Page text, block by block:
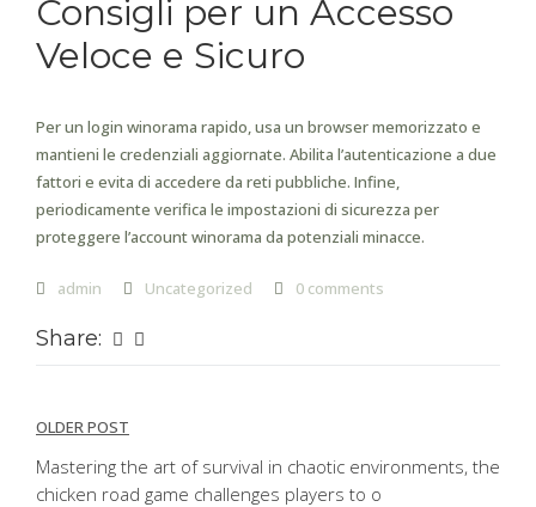
Consigli per un Accesso
Veloce e Sicuro
Per un login winorama rapido, usa un browser memorizzato e
mantieni le credenziali aggiornate. Abilita l’autenticazione a due
fattori e evita di accedere da reti pubbliche. Infine,
periodicamente verifica le impostazioni di sicurezza per
proteggere l’account winorama da potenziali minacce.
admin Uncategorized 0 comments
Share:
Post
navigation
OLDER POST
Mastering the art of survival in chaotic environments, the
chicken road game challenges players to o